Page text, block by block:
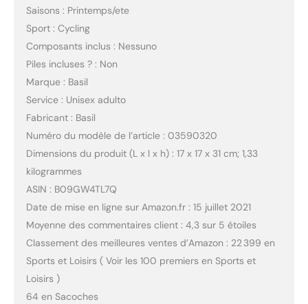
Saisons : Printemps/ete
Sport : Cycling
Composants inclus : Nessuno
Piles incluses ? : Non
Marque : Basil
Service : Unisex adulto
Fabricant : Basil
Numéro du modèle de l’article : 03590320
Dimensions du produit (L x l x h) : 17 x 17 x 31 cm; 1,33
kilogrammes
ASIN : B09GW4TL7Q
Date de mise en ligne sur Amazon.fr : 15 juillet 2021
Moyenne des commentaires client : 4,3 sur 5 étoiles
Classement des meilleures ventes d’Amazon : 22 399 en
Sports et Loisirs ( Voir les 100 premiers en Sports et
Loisirs )
64 en Sacoches